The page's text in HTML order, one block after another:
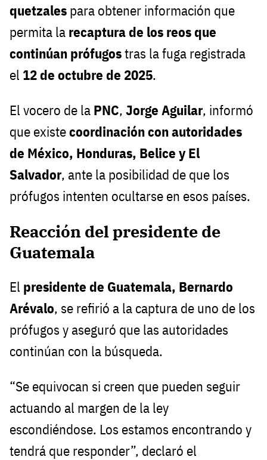
quetzales para obtener información que
permita la recaptura de los reos que
continúan prófugostras la fuga registrada
el 12 de octubre de 2025.
El vocero de la PNC, Jorge Aguilar, informó
que existecoordinación con autoridades
de México, Honduras, Belice y El
Salvador, ante la posibilidad de que los
prófugos intenten ocultarse en esos países.
Reacción del presidente de
Guatemala
El presidente de Guatemala, Bernardo
Arévalo, se refirió a la captura de uno de los
prófugos y aseguró que las autoridades
continúan con la búsqueda.
“Se equivocan si creen que pueden seguir
actuando al margen de la ley
escondiéndose. Los estamos encontrando y
tendrá que responder”, declaró el